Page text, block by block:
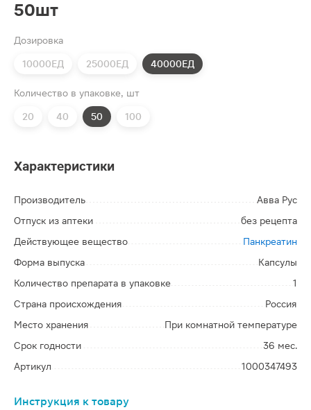
50шт
Дозировка
10000ЕД 25000ЕД 40000ЕД
Количество в упаковке, шт
20 40 50 100
Характеристики
Производитель
Авва Рус
Отпуск из аптеки
без рецепта
Действующее вещество
Панкреатин
Форма выпуска
Капсулы
Количество препарата в упаковке
1
Страна происхождения
Россия
Место хранения
При комнатной температуре
Срок годности
36 мес.
Артикул
1000347493
Инструкция к товару